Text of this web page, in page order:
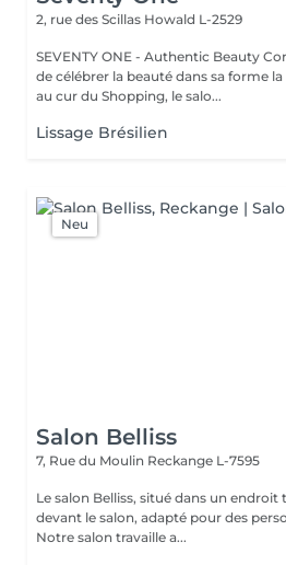
2, rue des Scillas Howald L-2529
SEVENTY ONE - Authentic Beauty
de célébrer la beauté dans sa forme
au cur du Shopping, le salo...
Lissage Brésilien
Neu
Salon Belliss
7, Rue du Moulin Reckange L-7595
Le salon Belliss, situé dans un
devant le salon, adapté pour des
Notre salon travaille a...